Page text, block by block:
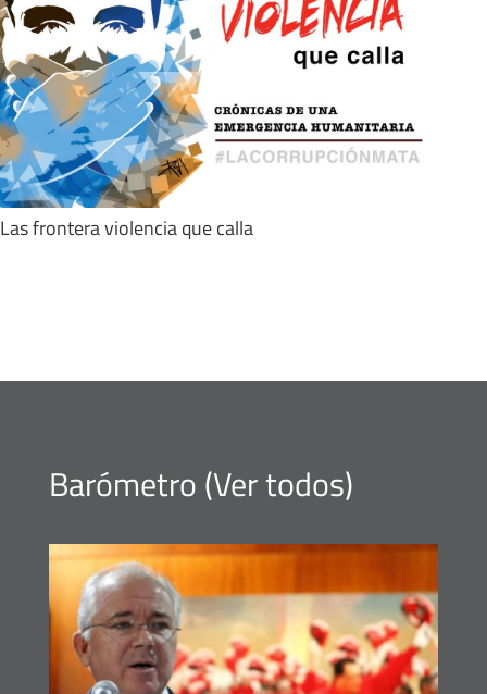
Las frontera violencia que calla
Barómetro (Ver todos)